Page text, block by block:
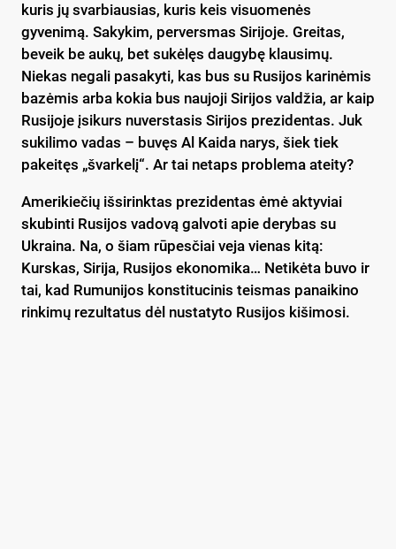
kuris jų svarbiausias, kuris keis visuomenės
gyvenimą. Sakykim, perversmas Sirijoje. Greitas,
beveik be aukų, bet sukėlęs daugybę klausimų.
Niekas negali pasakyti, kas bus su Rusijos karinėmis
bazėmis arba kokia bus naujoji Sirijos valdžia, ar kaip
Rusijoje įsikurs nuverstasis Sirijos prezidentas. Juk
sukilimo vadas – buvęs Al Kaida narys, šiek tiek
pakeitęs „švarkelį“. Ar tai netaps problema ateity?
Amerikiečių išsirinktas prezidentas ėmė aktyviai
skubinti Rusijos vadovą galvoti apie derybas su
Ukraina. Na, o šiam rūpesčiai veja vienas kitą:
Kurskas, Sirija, Rusijos ekonomika… Netikėta buvo ir
tai, kad Rumunijos konstitucinis teismas panaikino
rinkimų rezultatus dėl nustatyto Rusijos kišimosi.